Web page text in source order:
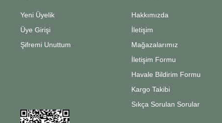
Yeni Üyelik
Üye Girişi
Şifremi Unuttum
Hakkımızda
İletişim
Mağazalarımız
İletişim Formu
Havale Bildirim Formu
Kargo Takibi
Sıkça Sorulan Sorular